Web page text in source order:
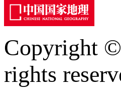
Copyright ©
rights